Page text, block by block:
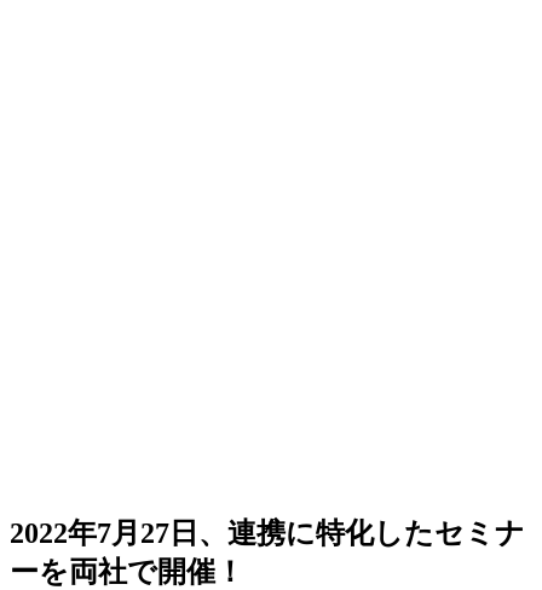
2022年7月27日、連携に特化したセミナ
ーを両社で開催！